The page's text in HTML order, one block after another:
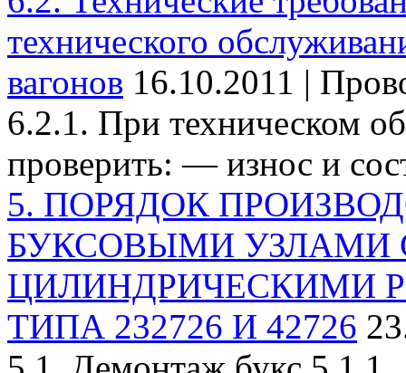
технического
вагонов 16.10.2011 |
6.2.1. При техническом
проверить: — износ и
5. ПОРЯДОК
БУКСОВЫМИ УЗЛАМИ
ЦИЛИНДРИЧЕСКИМИ
ТИПА 232726 И 42726